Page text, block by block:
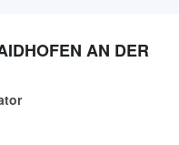
AN DER